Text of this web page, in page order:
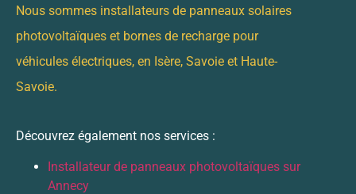
Nous sommes installateurs de panneaux solaires
photovoltaïques et bornes de recharge pour
véhicules électriques, en Isère, Savoie et Haute-
Savoie.
Découvrez également nos services :
Installateur de panneaux photovoltaïques sur
Annecy